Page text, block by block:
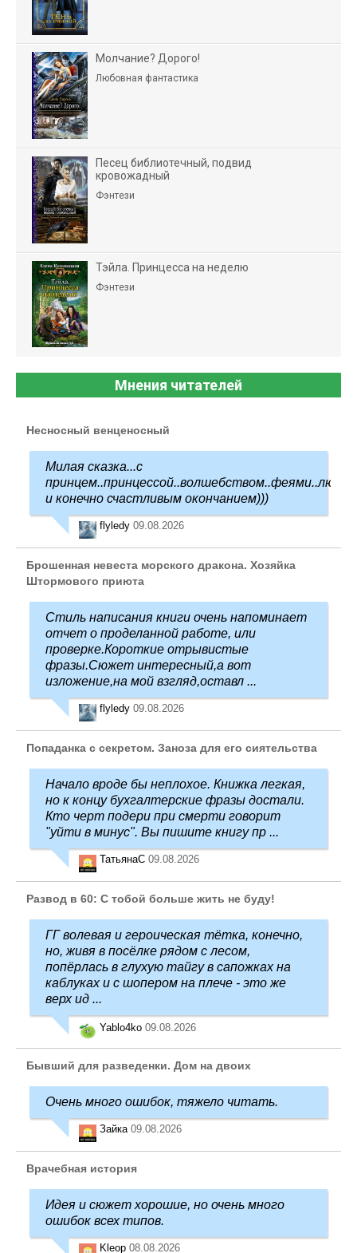
Молчание? Дорого!
Любовная фантастика
Песец библиотечный, подвид
кровожадный
Фэнтези
Тэйла. Принцесса на неделю
Фэнтези
Мнения читателей
Несносный венценосный
Милая сказка...с
и конечно счастливым окончанием)))
flyledy 09.08.2026
Брошенная невеста морского дракона. Хозяйка
Штормового приюта
Стиль написания книги очень напоминает
отчет о проделанной работе, или
проверке.Короткие отрывистые
фразы.Сюжет интересный,а вот
изложение,на мой взгляд,оставл ...
flyledy 09.08.2026
Попаданка с секретом. Заноза для его сиятельства
Начало вроде бы неплохое. Книжка легкая,
но к концу бухгалтерские фразы достали.
Кто черт подери при смерти говорит
"уйти в минус". Вы пишите книгу пр ...
ТатьянаC 09.08.2026
Развод в 60: С тобой больше жить не буду!
ГГ волевая и героическая тётка, конечно,
но, живя в посёлке рядом с лесом,
попёрлась в глухую тайгу в сапожках на
каблуках и с шопером на плече - это же
верх ид ...
Yablo4ko 09.08.2026
Бывший для разведенки. Дом на двоих
Очень много ошибок, тяжело читать.
Зайка 09.08.2026
Врачебная история
Идея и сюжет хорошие, но очень много
ошибок всех типов.
Kleop 08.08.2026